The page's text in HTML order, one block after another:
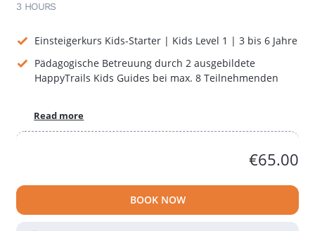
3 HOURS
Einsteigerkurs Kids-Starter | Kids Level 1 | 3 bis 6 Jahre
Pädagogische Betreuung durch 2 ausgebildete
HappyTrails Kids Guides bei max. 8 Teilnehmenden
Read more
€65.00
BOOK NOW